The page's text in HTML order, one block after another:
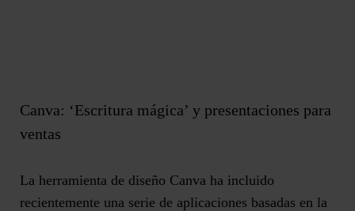
Canva: ‘Escritura mágica’ y presentaciones para
ventas
La herramienta de diseño Canva ha incluido
recientemente una serie de aplicaciones basadas en la